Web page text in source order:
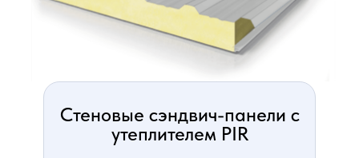
Стеновые сэндвич-панели с
утеплителем PIR